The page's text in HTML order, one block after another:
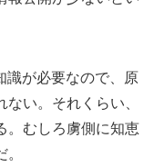
が必要なので、原
い。それくらい、
。むしろ虜側に知恵